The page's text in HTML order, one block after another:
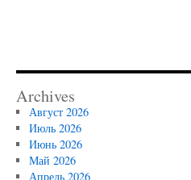
Archives
Август 2026
Июль 2026
Июнь 2026
Май 2026
Апрель 2026